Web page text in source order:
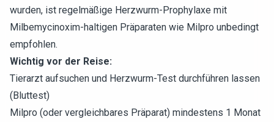
wurden, ist regelmäßige Herzwurm-Prophylaxe mit
Milbemycinoxim-haltigen Präparaten wie Milpro unbedingt
empfohlen.
Wichtig vor der Reise:
Tierarzt aufsuchen und Herzwurm-Test durchführen lassen
(Bluttest)
Milpro (oder vergleichbares Präparat) mindestens 1 Monat